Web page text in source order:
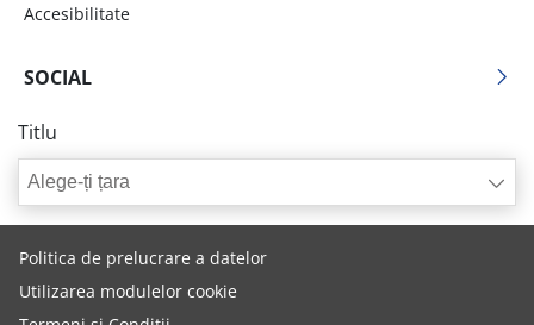
Accesibilitate
SOCIAL
Titlu
Alege-ți țara
Politica de prelucrare a datelor
Utilizarea modulelor cookie